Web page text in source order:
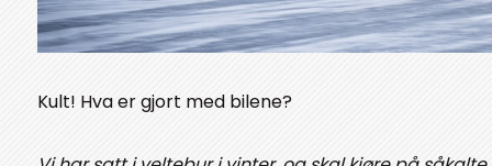
Kult! Hva er gjort med bilene?